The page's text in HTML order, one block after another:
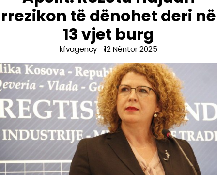
rrezikon të dënohet deri në
13 vjet burg
kfvagency 12 Nëntor 2025